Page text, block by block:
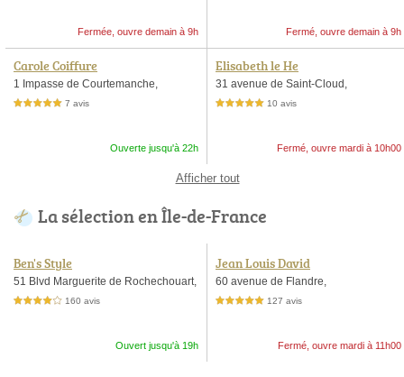
Fermée, ouvre demain à 9h Fermé, ouvre demain à 9h
Carole Coiffure
1 Impasse de Courtemanche,
5,0 étoiles sur 5 7 avis
Ouverte jusqu'à 22h
Elisabeth le He
31 avenue de Saint-Cloud,
5,0 étoiles sur 5 10 avis
Fermé, ouvre mardi à 10h00
Afficher tout
La sélection en Île-de-France
Ben's Style
51 Blvd Marguerite de Rochechouart,
4,0 étoiles sur 5 160 avis
Ouvert jusqu'à 19h
Jean Louis David
60 avenue de Flandre,
5,0 étoiles sur 5 127 avis
Fermé, ouvre mardi à 11h00